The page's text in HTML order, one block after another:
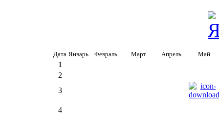
Дата Январь Февраль Март Апрель Май
1
2
3
4